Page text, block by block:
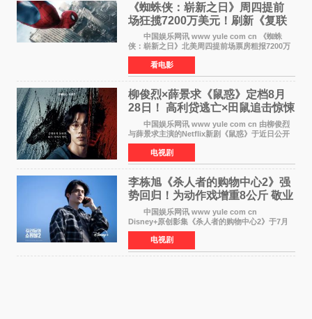
《蜘蛛侠：崭新之日》周四提前
场狂揽7200万美元！刷新《复联
4》保持影史纪录
中国娱乐网讯 www yule com cn 《蜘蛛
侠：崭新之日》北美周四提前场票房粗报7200万
美元，创下影史单片北美提前场票房新纪录——
此前该纪录由《复仇者联盟4：终局之战》的6000
万美元保持，本
看电影
柳俊烈×薛景求《鼠惑》定档8月
28日！ 高利贷逃亡×田鼠追击惊悚
来袭
中国娱乐网讯 www yule com cn 由柳俊烈
与薛景求主演的Netflix新剧《鼠惑》于近日公开
主海报，正式定档8月28日上线。 海报中，柳
俊烈与薛景求背对背站立，各自朝向相反方向，
幽暗的色调与
电视剧
李栋旭《杀人者的购物中心2》强
势回归！为动作戏增重8公斤 敬业
获赞
中国娱乐网讯 www yule com cn
Disney+原创影集《杀人者的购物中心2》于7月
22日正式上线，由男神李栋旭主演的郑进湾以2 0
完全体强势回归。该剧第一季曾被《纽约时报》
评选为全球最佳影集之一
电视剧